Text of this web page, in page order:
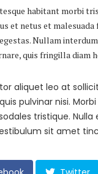
habitant morbi
et netus et malesuada
Nullam
quis fringilla diam
aliquet leo at
pulvinar nisi.
tristique.
sit amet